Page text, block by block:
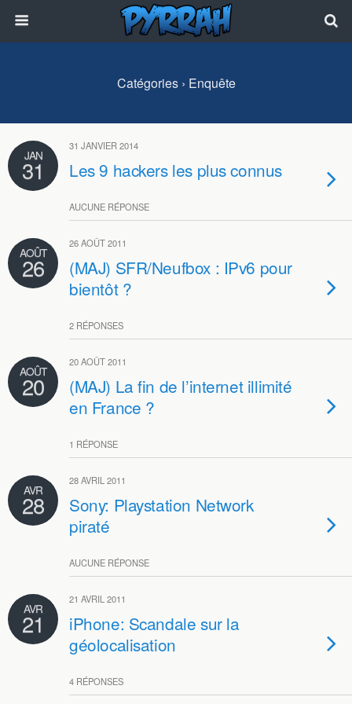
Catégories › Enquête
JAN
31
31 JANVIER 2014
Les 9 hackers les plus connus
AUCUNE RÉPONSE
AOÛT
26
26 AOÛT 2011
(MAJ) SFR/Neufbox : IPv6 pour
bientôt ?
2 RÉPONSES
AOÛT
20
20 AOÛT 2011
(MAJ) La fin de l’internet illimité
en France ?
1 RÉPONSE
AVR
28
28 AVRIL 2011
Sony: Playstation Network
piraté
AUCUNE RÉPONSE
AVR
21
21 AVRIL 2011
iPhone: Scandale sur la
géolocalisation
4 RÉPONSES